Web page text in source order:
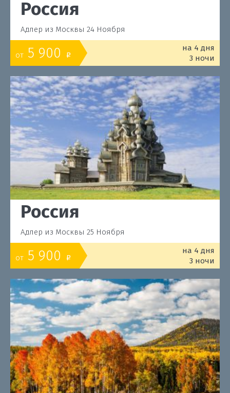
Россия
Адлер из Москвы 24 Ноября
от 5 900 o
на 4 дня
3 ночи
Россия
Адлер из Москвы 25 Ноября
от 5 900 o
на 4 дня
3 ночи